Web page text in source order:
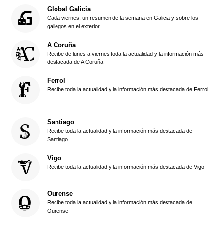
Global Galicia
Cada viernes, un resumen de la semana en Galicia y sobre los
gallegos en el exterior
A Coruña
Recibe de lunes a viernes toda la actualidad y la información más
destacada de A Coruña
Ferrol
Recibe toda la actualidad y la información más destacada de Ferrol
Santiago
Recibe toda la actualidad y la información más destacada de
Santiago
Vigo
Recibe toda la actualidad y la información más destacada de Vigo
Ourense
Recibe toda la actualidad y la información más destacada de
Ourense